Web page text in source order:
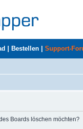
Bestellen Support-
Boards löschen möchten?